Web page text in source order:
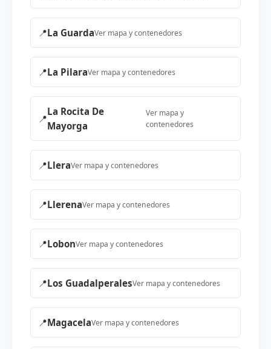
📍La GuardaVer mapa y contenedores
📍La PilaraVer mapa y contenedores
📍
La Rocita De
Mayorga
Ver mapa y
contenedores
📍LleraVer mapa y contenedores
📍LlerenaVer mapa y contenedores
📍LobonVer mapa y contenedores
📍Los GuadalperalesVer mapa y contenedores
📍MagacelaVer mapa y contenedores